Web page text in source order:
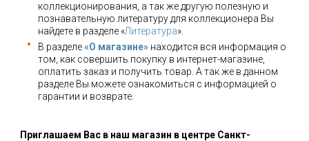
коллекционирования, а так же другую полезную и
познавательную литературу для коллекционера Вы
найдете в разделе «Литература».
В разделе«О магазине» находится вся информация о
том, как совершить покупку в интернет-магазине,
оплатить заказ и получить товар. А так же в данном
разделе Вы можете ознакомиться с информацией о
гарантии и возврате.
Приглашаем Вас в наш магазин в центре Санкт-